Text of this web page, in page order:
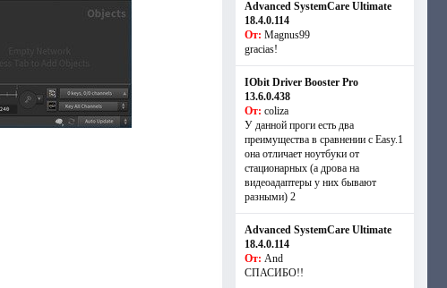
Advanced SystemCare Ultimate
18.4.0.114
От: Magnus99
gracias!
IObit Driver Booster Pro
13.6.0.438
От: coliza
У данной проги есть два
преимущества в сравнении с Easy.1
она отличает ноутбуки от
стационарных (а дрова на
видеоадаптеры у них бывают
разными) 2
Advanced SystemCare Ultimate
18.4.0.114
От: And
СПАСИБО!!